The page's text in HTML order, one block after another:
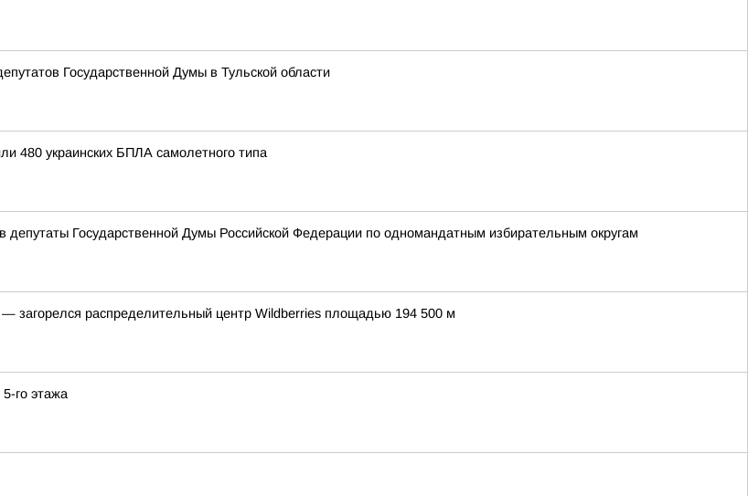
Государственной Думы в Тульской области
480 украинских БПЛА самолетного типа
депутаты Государственной Думы Российской Федерации по одномандатным избирательным округам
загорелся распределительный центр Wildberries площадью 194 500 м
го этажа